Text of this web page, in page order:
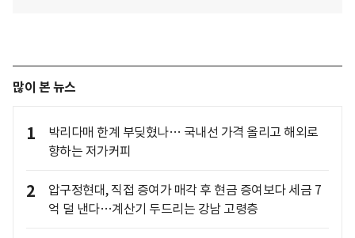
많이 본 뉴스
1
박리다매 한계 부딪혔나… 국내선 가격 올리고 해외로
향하는 저가커피
2
압구정현대, 직접 증여가 매각 후 현금 증여보다 세금 7
억 덜 낸다…계산기 두드리는 강남 고령층